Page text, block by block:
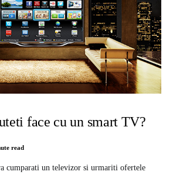
face cu un smart TV?
read
cumparati un televizor si urmariti ofertele